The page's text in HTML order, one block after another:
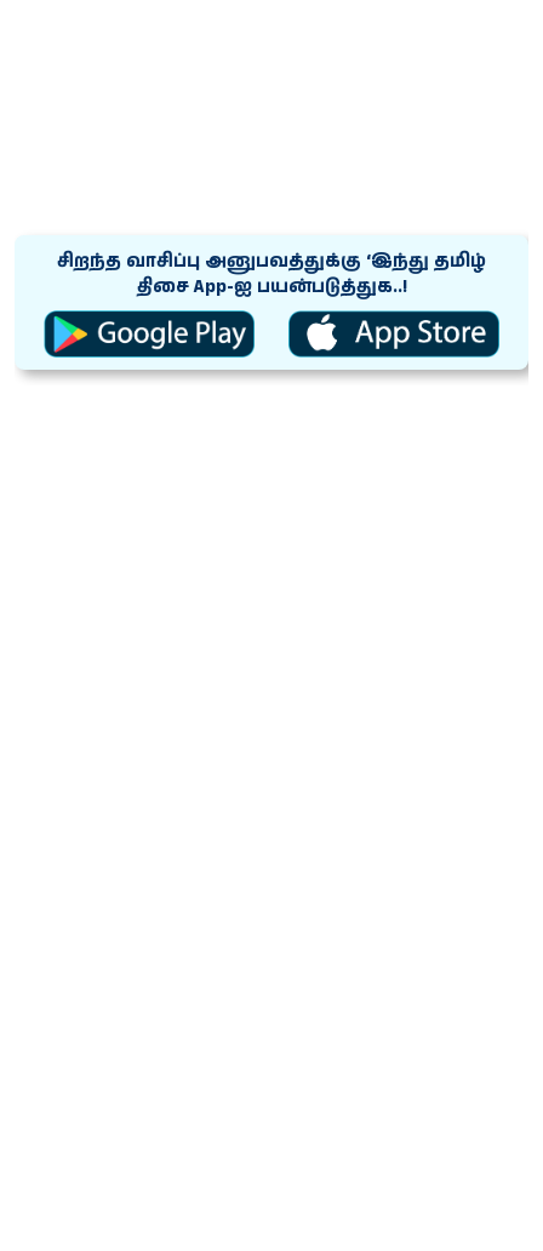
சிறந்த வாசிப்பு அனுபவத்துக்கு ‘இந்து தமிழ்
திசை App-ஐ பயன்படுத்துக..!